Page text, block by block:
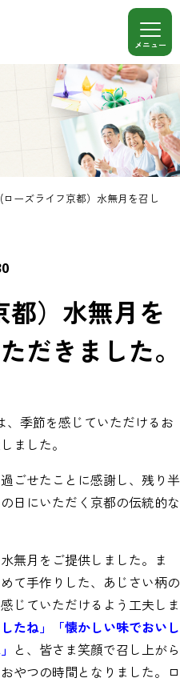
(ローズライフ京都）水無月を召し
）水無月を
だきました。
、季節を感じていただけるお
ました。
ごせたことに感謝し、残り半
の日にいただく京都の伝統的な
無月をご提供しました。ま
て手作りした、あじさい柄の
じていただけるよう工夫しま
たね」「懐かしい味でおいし
と、皆さま笑顔で召し上がら
やつの時間となりました。ロ